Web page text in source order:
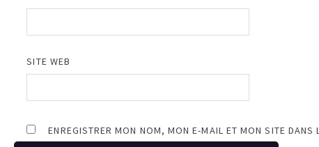
SITE WEB
ENREGISTRER MON NOM, MON E-MAIL ET MON SITE